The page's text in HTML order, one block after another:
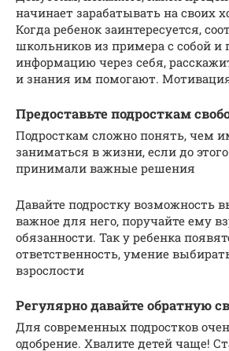
начинает зарабатывать на своих
Когда ребенок заинтересуется,
школьников из примера с собой и
информацию через себя,
и знания им помогают.
Предоставьте подросткам
Подросткам сложно понять, чем
заниматься в жизни, если до
принимали важные решения
Давайте подростку возможность
важное для него, поручайте ему
обязанности. Так у ребенка
ответственность, умение
взрослости
Регулярно давайте обратную
Для современных подростков
одобрение. Хвалите детей чаще!